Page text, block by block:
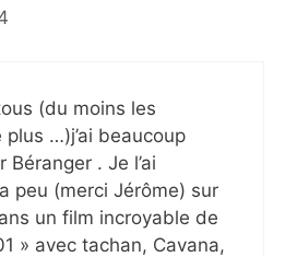
(du moins les
plus …)j’ai beaucoup
. Je l’ai
peu (merci Jérôme) sur
un film incroyable de
» avec tachan, Cavana,